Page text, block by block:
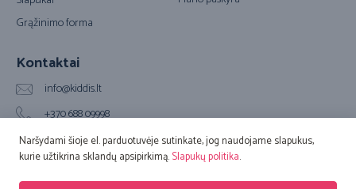
Grąžinimo forma
Kontaktai
info@kiddis.lt
+370 688 09998
Vilkpėdės g. 20A, LT-03151 Vilnius (Biuro adresas)
Naršydami šioje el. parduotuvėje sutinkate, jog naudojame slapukus,
kurie užtikrina sklandų apsipirkimą.Slapukų politika.